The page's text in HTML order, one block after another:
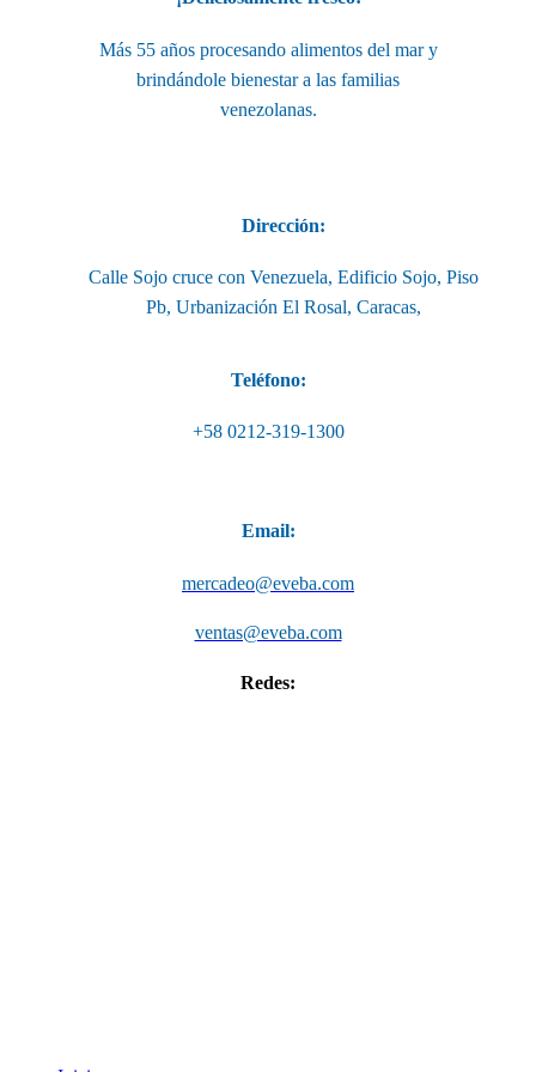
Más 55 años procesando alimentos del mar y
brindándole bienestar a las familias
venezolanas.
Dirección:
Calle Sojo cruce con Venezuela, Edificio Sojo, Piso
Pb, Urbanización El Rosal, Caracas,
Teléfono:
+58 0212-319-1300
Email:
mercadeo@eveba.com
ventas@eveba.com
Redes: